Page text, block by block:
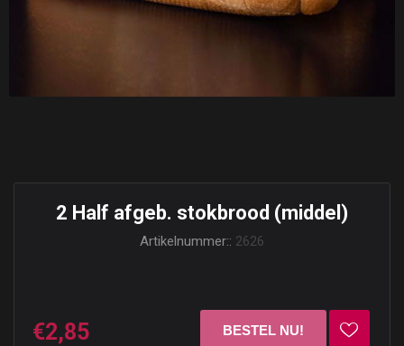
2 Half afgeb. stokbrood (middel)
Artikelnummer:: 2626
€2,85